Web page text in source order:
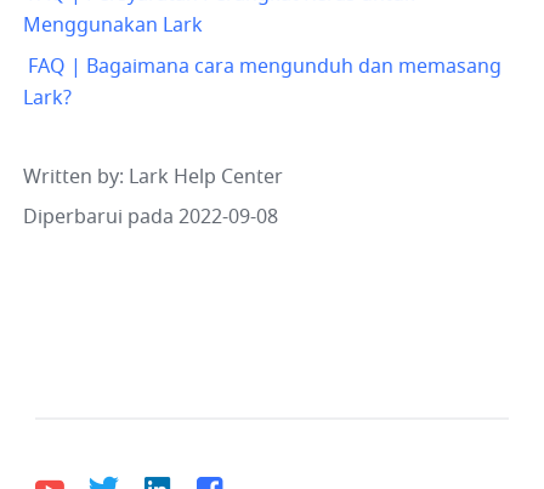
Menggunakan Lark
Lark?
Written by: Lark Help Center
Diperbarui pada 2022-09-08